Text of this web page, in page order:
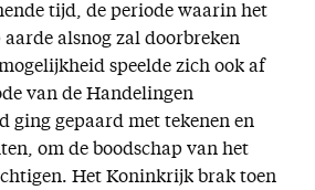
tijd, de periode waarin het
alsnog zal doorbreken
speelde zich ook af
van de Handelingen
ging gepaard met tekenen en
om de boodschap van het
Het Koninkrijk brak toen